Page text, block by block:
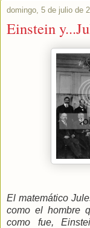
domingo, 5 de julio de
Einstein
El matemático
como el hombre
como fue,